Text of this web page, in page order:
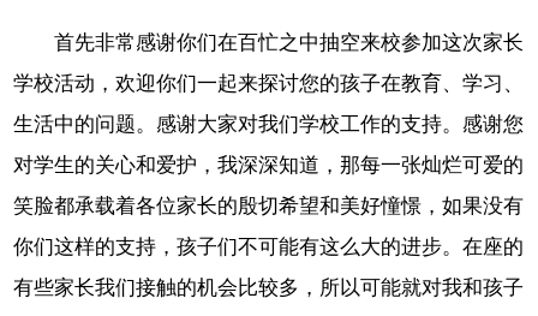
首先非常感谢你们在百忙之中抽空来校参加这次家长
学校活动，欢迎你们一起来探讨您的孩子在教育、学习、
生活中的问题。感谢大家对我们学校工作的支持。感谢您
对学生的关心和爱护，我深深知道，那每一张灿烂可爱的
笑脸都承载着各位家长的殷切希望和美好憧憬，如果没有
你们这样的支持，孩子们不可能有这么大的进步。在座的
有些家长我们接触的机会比较多，所以可能就对我和孩子